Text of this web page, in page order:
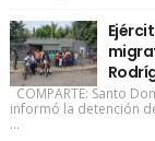
COMPARTE: Santo
informó la detención
...